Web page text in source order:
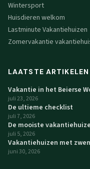
Wintersport
Huisdieren welkom
Lastminute Vakantiehuizen
Zomervakantie
LAATSTE ARTIKELEN
Vakantie in het Beierse
juli 23, 2026
De ultieme checklist
juli 7, 2026
De mooiste
juli 5, 2026
Vakantiehuizen met
juni 30, 2026